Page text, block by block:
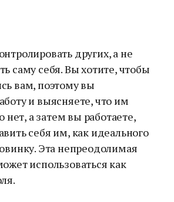
других, а не
саму себя. Вы хотите, чтобы
вам, поэтому вы
и выясняете, что им
нет, а затем вы работаете,
себя им, как идеального
Эта непреодолимая
использоваться как